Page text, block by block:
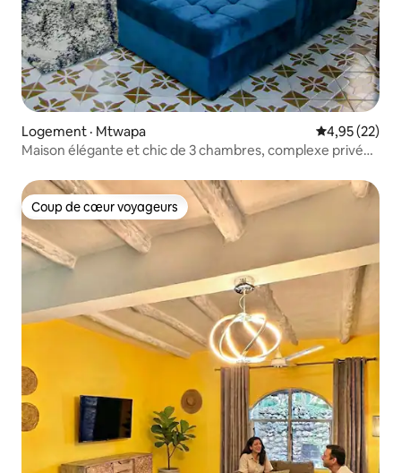
Logement · Mtwapa Note
4,95 (22)
Maison élégante et chic de 3 chambres, complexe privé
Coup de cœur voyageurs
Coup de cœur voyageurs